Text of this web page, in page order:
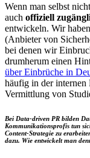
Wenn man selbst
auch offiziell
entwickeln. Wir
(Anbieter von
bei denen wir
drumherum einen
über Einbrüche in
häufig in der internen
Vermittlung von
Bei Data-driven PR bilden
Kommunikationsprofis tun
Content-Strategie zu
dazu. Wie entwickelt man